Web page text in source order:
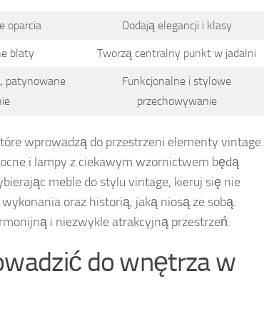
oparcia Dodają elegancji i klasy
blaty Tworzą centralny punkt w jadalni
patynowane
Funkcjonalne i stylowe
przechowywanie
wprowadzą do przestrzeni elementy vintage.
i lampy z ciekawym wzornictwem będą
meble do stylu vintage, kieruj się nie
oraz historią, jaką niosą ze sobą.
i niezwykle atrakcyjną przestrzeń.
do wnętrza w